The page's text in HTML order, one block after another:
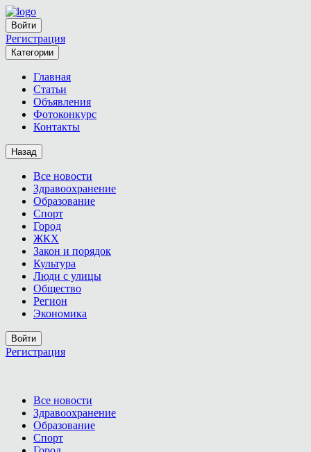
Войти
Регистрация
Категории
Главная
Статьи
Объявления
Фотоконкурс
Контакты
Назад
Все новости
Здравоохранение
Образование
Спорт
Город
ЖКХ
Закон и порядок
Культура
Люди с улицы
Общество
Регион
Экономика
Войти
Регистрация
Все новости
Здравоохранение
Образование
Спорт